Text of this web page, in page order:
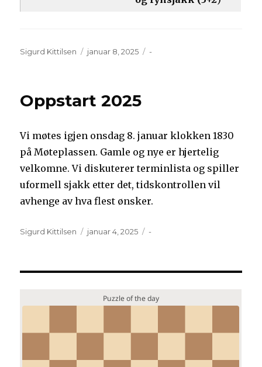
Forfatter
Sigurd Kittilsen Publisert
januar 8, 2025 Kategorier
-
Oppstart 2025
Vi møtes igjen onsdag 8. januar klokken 1830
på Møteplassen. Gamle og nye er hjertelig
velkomne. Vi diskuterer terminlista og spiller
uformell sjakk etter det, tidskontrollen vil
avhenge av hva flest ønsker.
Forfatter
Sigurd Kittilsen Publisert
januar 4, 2025 Kategorier
-